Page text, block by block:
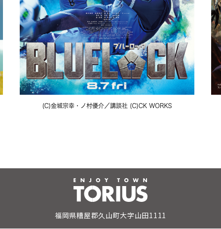
福岡県糟屋郡久山町大字山田1111